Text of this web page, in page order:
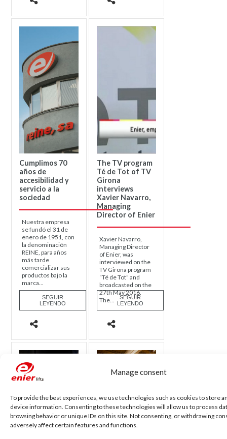
Manage consent
To provide the best experiences, we use technologies such as cookies to store
device information. Consenting to these technologies will allow us to process
browsing behavior or unique IDs on this site. Not consenting, or withdrawing
adversely affect certain features and functions.
Cumplimos 70
años de
accesibilidad y
servicio a la
sociedad
Nuestra empresa
se fundó el 31 de
enero de 1951, con
la denominación
REINE, para años
más tarde
comercializar sus
productos bajo la
marca...
SEGUIR
LEYENDO
The TV program
Té de Tot of TV
Girona
interviews
Xavier Navarro,
Managing
Director of Enier
Xavier Navarro,
Managing Director
of Enier, was
interviewed on the
TV Girona program
“Té de Tot” and
broadcasted on the
27th May 2016.
The...
SEGUIR
LEYENDO